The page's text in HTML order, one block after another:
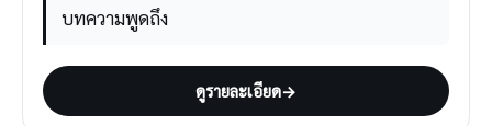
บทความพูดถึง
ดูรายละเอียด→